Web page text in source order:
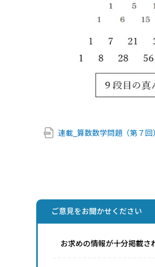
連載_算数数学問題（第７
ご意見をお聞かせください
お求めの情報が十分掲載さ